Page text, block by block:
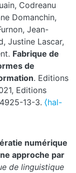
Codreanu
Domanchin,
Jean-
Justine Lascar,
Fabrique de
de
. Editions
Editions
13-3. ⟨hal-
numérique
approche par
de linguistique